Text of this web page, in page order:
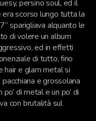
persino soul, ed il
scorso lungo tutta la
sparigliava alquanto le
di volere un album
ed in effetti
di tutto, fino
hair e glam metal si
pacchiana e grossolana
di metal e un po’ di
con brutalità sul